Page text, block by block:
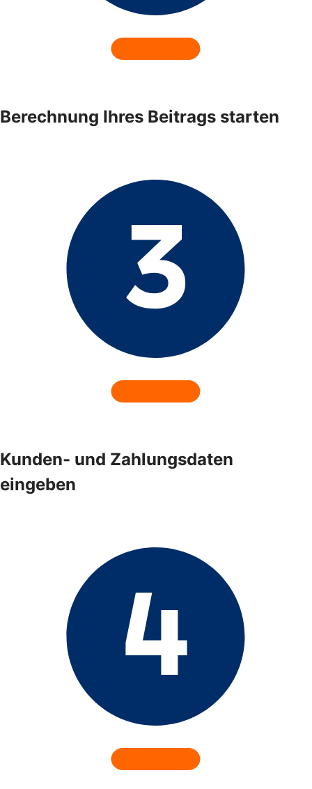
Berechnung Ihres Beitrags starten
Kunden- und Zahlungsdaten
eingeben